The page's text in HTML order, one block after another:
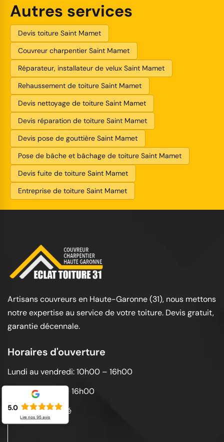
Autres services
Devis toiture Saint Mamet
Couvreur charpentier Saint Mamet
Réparateur, installateur de velux Saint Mamet
Rehaussement de toiture Saint Mamet
Devis nettoyage de toiture Saint Mamet
Devis réparation de toiture Saint Mamet
Devis pose de gouttière Saint Mamet
Pose de bâche et bâchage de toiture Saint Mamet
Devis fuite de toiture Saint Mamet
Entreprise de toiture Saint Mamet
Artisans couvreurs en Haute-Garonne (31), nous mettons
notre expertise au service de votre toiture. Devis gratuit,
garantie décennale.
Horaires d'ouverture
Lundi au vendredi: 10h00 – 16h00
Samedi: 10h00 – 16h00
Dimanche: Fermé
5.0
Lire nos 95avis